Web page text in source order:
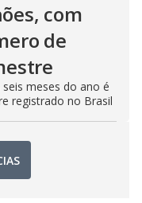
com
de
meses do ano é
registrado no Brasil